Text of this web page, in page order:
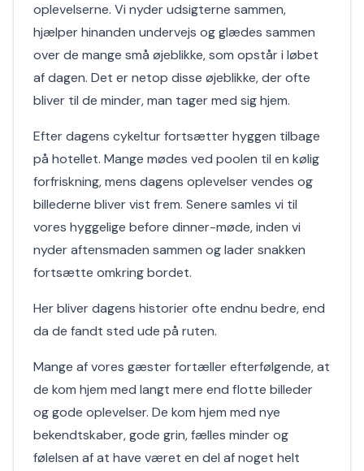
oplevelserne. Vi nyder udsigterne sammen,
hjælper hinanden undervejs og glædes sammen
over de mange små øjeblikke, som opstår i løbet
af dagen. Det er netop disse øjeblikke, der ofte
bliver til de minder, man tager med sig hjem.
Efter dagens cykeltur fortsætter hyggen tilbage
på hotellet. Mange mødes ved poolen til en kølig
forfriskning, mens dagens oplevelser vendes og
billederne bliver vist frem. Senere samles vi til
vores hyggelige before dinner-møde, inden vi
nyder aftensmaden sammen og lader snakken
fortsætte omkring bordet.
Her bliver dagens historier ofte endnu bedre, end
da de fandt sted ude på ruten.
Mange af vores gæster fortæller efterfølgende, at
de kom hjem med langt mere end flotte billeder
og gode oplevelser. De kom hjem med nye
bekendtskaber, gode grin, fælles minder og
følelsen af at have været en del af noget helt